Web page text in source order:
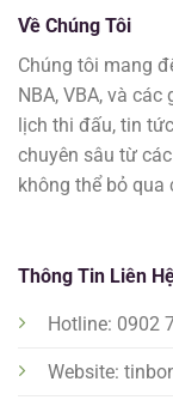
Về Chúng Tôi
Chúng tôi mang
NBA, VBA, và
lịch thi đấu, tin
chuyên sâu từ
không thể bỏ qua
Thông Tin Liên
Hotline: 0902
Website: